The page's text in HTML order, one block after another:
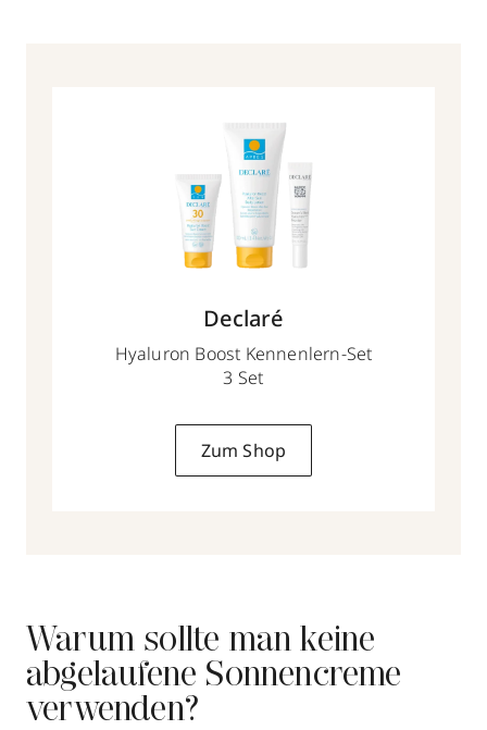
Declaré
Hyaluron Boost Kennenlern-Set
3 Set
Zum Shop
Warum sollte man keine
abgelaufene Sonnencreme
verwenden?